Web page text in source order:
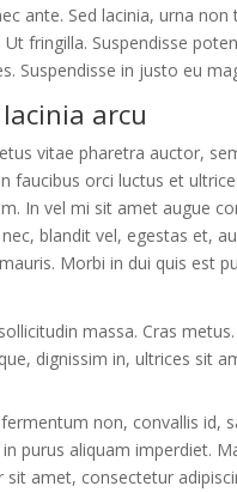
ante. Sed lacinia, urna
Ut fringilla. Suspendisse
Suspendisse in justo eu
arcu
vitae pharetra auctor,
faucibus orci luctus et
In vel mi sit amet augue
blandit vel, egestas et,
Morbi in dui quis est
massa. Cras
dignissim in, ultrices sit
non, convallis id,
purus aliquam imperdiet.
amet, consectetur